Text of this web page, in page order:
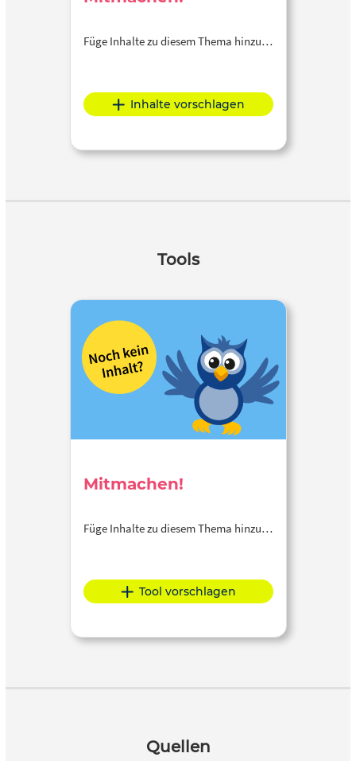
Füge Inhalte zu diesem Thema hinzu…
Inhalte vorschlagen
Tools
Mitmachen!
Füge Inhalte zu diesem Thema hinzu…
Tool vorschlagen
Quellen